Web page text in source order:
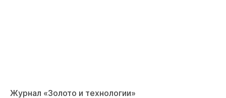
Журнал «Золото и технологии»